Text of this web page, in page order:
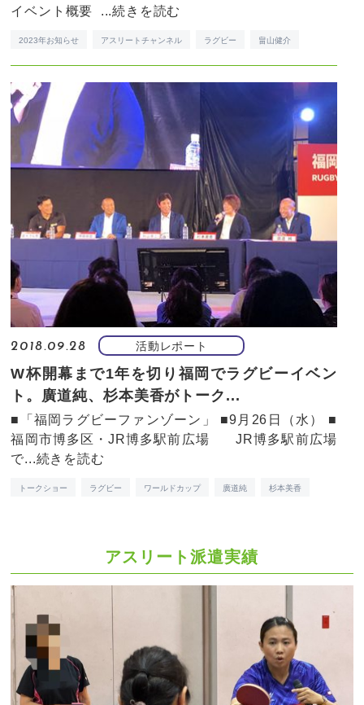
イベント概要 ...続きを読む
2023年お知らせ アスリートチャンネル ラグビー 畠山健介
2018.09.28 活動レポート
W杯開幕まで1年を切り福岡でラグビーイベン
ト。廣道純、杉本美香がトーク...
■「福岡ラグビーファンゾーン」 ■9月26日（水） ■
福岡市博多区・JR博多駅前広場 JR博多駅前広場
で...続きを読む
トークショー ラグビー ワールドカップ 廣道純 杉本美香
アスリート派遣実績